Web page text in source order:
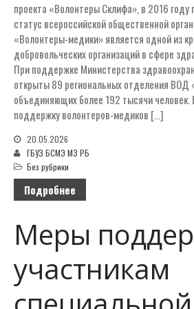
право
О БЮРО
НОВОСТИ
проекта «Волонтеры Склифа», в 2016
статус всероссийской общественной
«Волонтеры-медики» является одной из
добровольческих организаций в сфере
При поддержке Министерства
открыты 89 региональных отделения ВОД
объединяющих более 192 тысячи
поддержку волонтеров-медиков […]
20.05.2026
ГБУЗ БСМЭ МЗ РБ
Без рубрики
Подробнее
Меры
участникам